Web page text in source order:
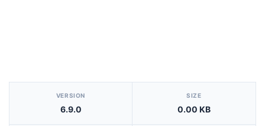
[video_player_1200x800]
VERSION
6.9.0
SIZE
0.00 KB